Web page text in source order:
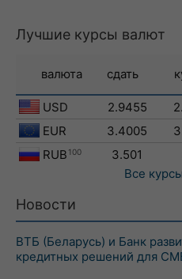
Лучшие курсы валют
валюта сдать
USD 2.9455
EUR
3.4005
RUB 100 3.501
Все курсы
Новости
ВТБ (Беларусь) и Банк
кредитных решений для